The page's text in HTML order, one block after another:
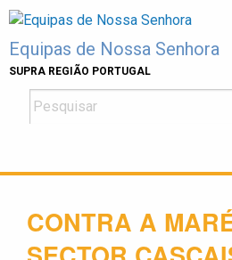
Skip
content
Equipas de Nossa Senhora
SUPRA REGIÃO PORTUGAL
CONTRA A